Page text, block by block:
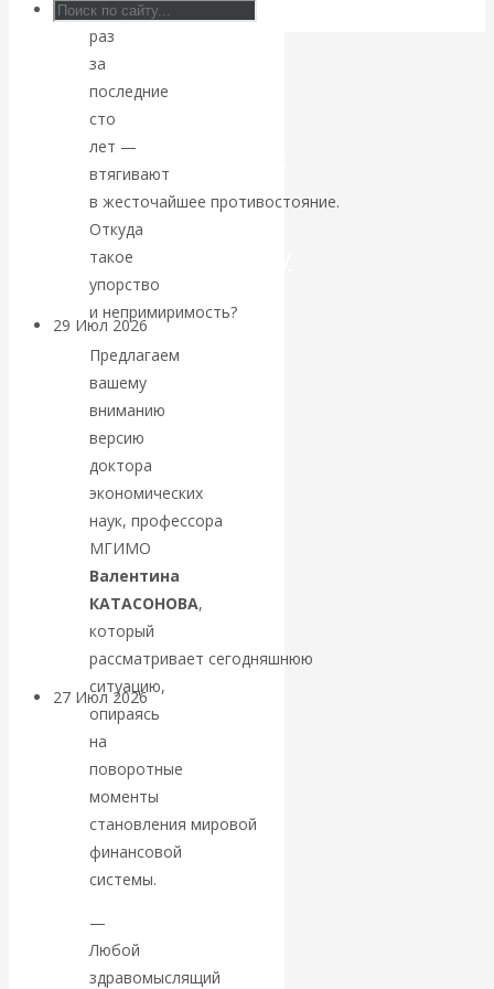
Искусственный
интеллект —
революционный
переход к
посткапитализму
29 Июл 2026Мировая
финансовая олигархия
Валентин
Катасонов.
«Мировые
ростовщики»:
вчера и сегодня
27 Июл 2026Мировая
валютная система
Валентин
КАтасонов.
«МЕТОД
ОТМЫВАНИЯ
уже
раз
за
последние
сто
лет —
втягивают
в жесточайшее противостояние.
Откуда
такое
упорство
и непримиримость?
Предлагаем
вашему
вниманию
версию
доктора
экономических
наук, профессора
МГИМО
Валентина
КАТАСОНОВА,
который
рассматривает сегодняшнюю
ситуацию,
опираясь
на
поворотные
моменты
становления мировой
финансовой
системы.
—
Любой
здравомыслящий